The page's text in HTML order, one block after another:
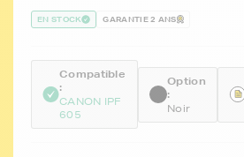
EN STOCK GARANTIE 2 ANS
Compatible
:
CANON IPF
605
Option
:
Noir